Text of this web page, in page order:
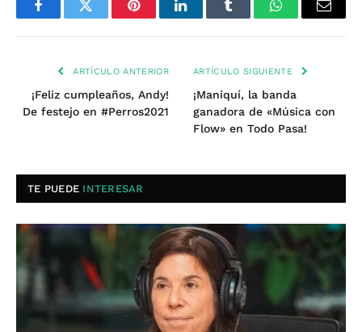
FacebookTwitter PinterestLinkedInTumblr WhatsAppEmail
ARTÍCULO ANTERIOR
¡Feliz cumpleaños, Andy!
De festejo en #Perros2021
ARTÍCULO SIGUIENTE
¡Maniquí, la banda
ganadora de «Música con
Flow» en Todo Pasa!
TE PUEDE INTERESAR